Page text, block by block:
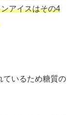
アイスはその4
ているため糖質の